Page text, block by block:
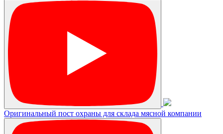
Оригинальный пост охраны для склада мясной компании